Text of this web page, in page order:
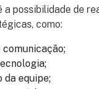
a possibilidade de
como:
da equipe;